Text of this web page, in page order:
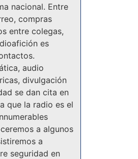
nacional. Entre
compras
entre colegas,
es
audio
divulgación
se dan cita en
que la radio es el
a algunos
a
seguridad en